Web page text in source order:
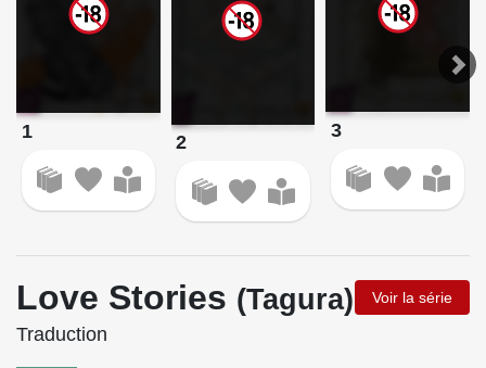
1
2
3
Love Stories (Tagura) Voir la série
Traduction